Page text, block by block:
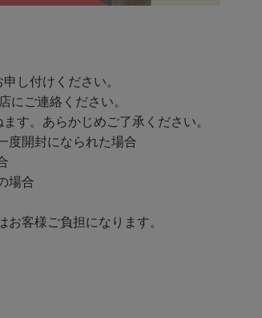
し付けください。
にご連絡ください。
す。あらかじめご了承ください。
開封になられた場合
場合
客様ご負担になります。